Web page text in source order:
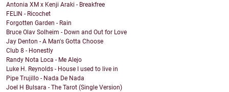
Antonia XM x Kenji Araki - Breakfree
FELIN - Ricochet
Forgotten Garden - Rain
Bruce Olav Solheim - Down and Out for Love
Jay Denton - A Man's Gotta Choose
Club 8 - Honestly
Randy Nota Loca - Me Alejo
Luke H. Reynolds - House I used to live in
Pipe Trujillo - Nada De Nada
Joel H Bulsara - The Tarot (Single Version)